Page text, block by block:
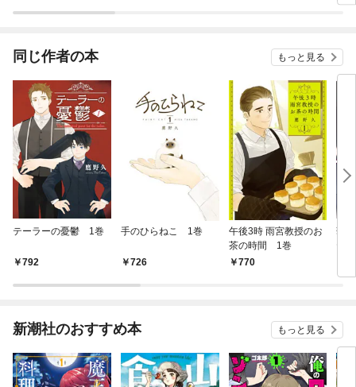
せん！？【分冊版】
同じ作者の本 もっと見る
テーラーの憂鬱 1巻
792
手のひらねこ 1巻
726
午後3時 雨宮教授のお
茶の時間 1巻
770
華
新潮社のおすすめ本 もっと見る